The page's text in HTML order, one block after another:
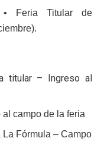
• Feria Titular de
titular – Ingreso al
campo de la feria
La Fórmula – Campo